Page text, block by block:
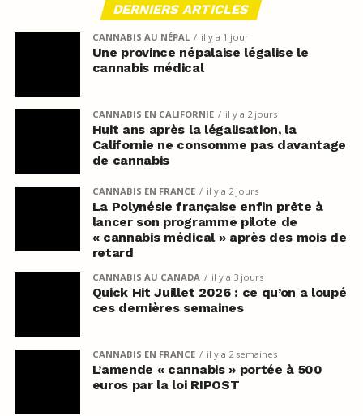
DERNIERS ARTICLES
CANNABIS AU NÉPAL il y a 1 jour
Une province népalaise légalise le
cannabis médical
CANNABIS EN CALIFORNIE il y a 2 jours
Huit ans après la légalisation, la
Californie ne consomme pas davantage
de cannabis
CANNABIS EN FRANCE il y a 2 jours
La Polynésie française enfin prête à
lancer son programme pilote de
« cannabis médical » après des mois de
retard
CANNABIS AU CANADA il y a 3 jours
Quick Hit Juillet 2026 : ce qu’on a loupé
ces dernières semaines
CANNABIS EN FRANCE il y a 2 semaines
L’amende « cannabis » portée à 500
euros par la loi RIPOST